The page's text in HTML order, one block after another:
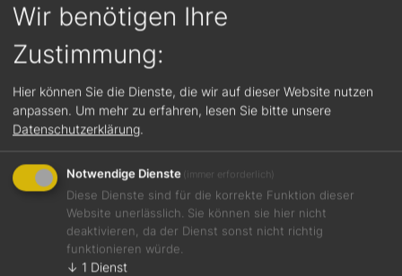
Jetzt teilen
Wir benötigen Ihre
Zustimmung:
Hier können Sie die Dienste, die wir auf dieser Website nutzen
anpassen. Um mehr zu erfahren, lesen Sie bitte unsere
Datenschutzerklärung
Notwendige Dienste (immer erforderlich)
Diese Dienste sind für die korrekte Funktion dieser
Website unerlässlich. Sie können sie hier nicht
deaktivieren, da der Dienst sonst nicht richtig
funktionieren würde.
↓ 1 Dienst